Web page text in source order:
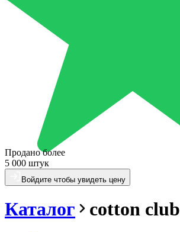
Продано более
5 000 штук
Войдите чтобы увидеть цену
Каталог cotton club